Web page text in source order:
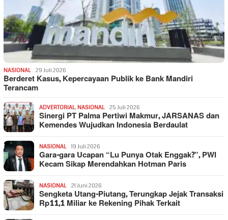
NASIONAL 29 Juli 2026
Berderet Kasus, Kepercayaan Publik ke Bank Mandiri
Terancam
ADVERTORIAL, NASIONAL 25 Juli 2026
Sinergi PT Palma Pertiwi Makmur, JARSANAS dan
Kemendes Wujudkan Indonesia Berdaulat
NASIONAL 19 Juli 2026
Gara-gara Ucapan “Lu Punya Otak Enggak?”, PWI
Kecam Sikap Merendahkan Hotman Paris
NASIONAL 21 Juni 2026
Sengketa Utang-Piutang, Terungkap Jejak Transaksi
Rp11,1 Miliar ke Rekening Pihak Terkait